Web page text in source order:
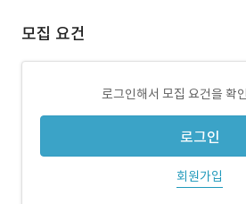
모집 요건
로그인해서 모집 요건을 확
로그인
회원가입